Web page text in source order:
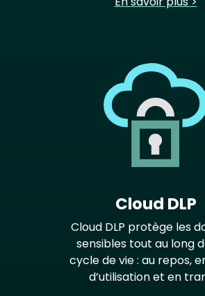
Cloud DLP
Cloud DLP protège les
sensibles tout au long
cycle de vie : au repos,
d’utilisation et en